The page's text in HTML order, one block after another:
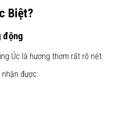
Biệt?
động
Úc là hương thơm rất rõ nét.
được: